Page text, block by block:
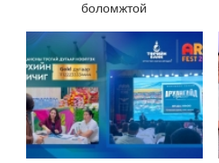
боломжтой